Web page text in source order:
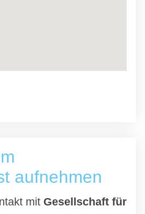
aufnehmen
mit Gesellschaft für